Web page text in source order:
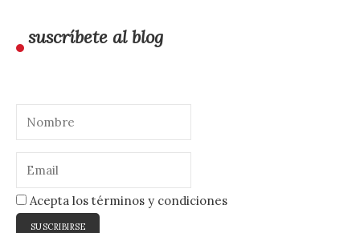
suscríbete al blog
Acepta los términos y condiciones